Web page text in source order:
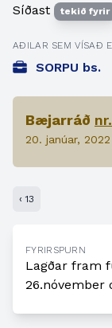
Síðast tekið fyrir
AÐILAR SEM VÍSAÐ
SORPU bs.
Bæjarráð
20. janúar, 2022
‹ 13
FYRIRSPURN
Lagðar fram
26.nóvember